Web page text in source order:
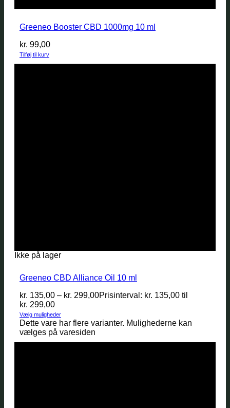
Greeneo Booster CBD 1000mg 10 ml
kr. 99,00
Tilføj til kurv
Ikke på lager
Greeneo CBD Alliance Oil 10 ml
kr. 135,00 – kr. 299,00Prisinterval: kr. 135,00 til
kr. 299,00
Vælg muligheder
Dette vare har flere varianter. Mulighederne kan
vælges på varesiden